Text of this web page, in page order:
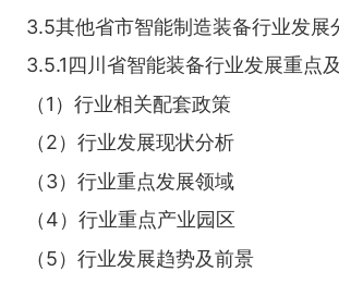
3.5其他省市智能制造装备行业发展
3.5.1四川省智能装备行业发展重点
（1）行业相关配套政策
（2）行业发展现状分析
（3）行业重点发展领域
（4）行业重点产业园区
（5）行业发展趋势及前景